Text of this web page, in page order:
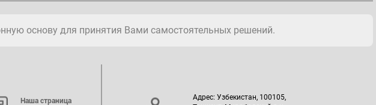
основу для принятия Вами самостоятельных решений.
Наша страница
Адрес: Узбекистан, 100105,